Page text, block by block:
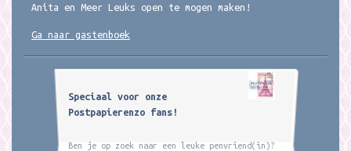
Anita en Meer Leuks open te mogen maken!
Ga naar gastenboek
Speciaal voor onze
Postpapierenzo fans!
Ben je op zoek naar een leuke penvriend(in)?